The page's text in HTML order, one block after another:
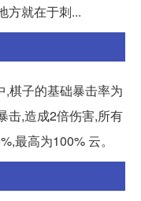
方就在于刺...
,棋子的基础暴击率为
击,造成2倍伤害,所有
最高为100% 云。